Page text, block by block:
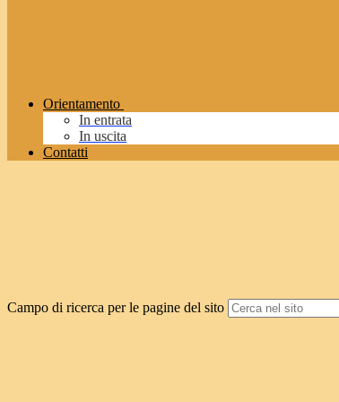
Orientamento
In entrata
In uscita
Contatti
Campo di ricerca per le pagine del sito